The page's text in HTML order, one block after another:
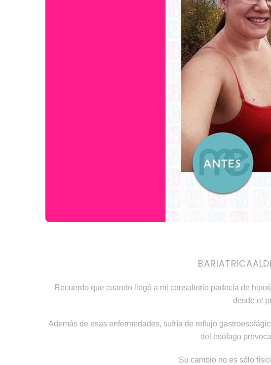
Recuerdo que cuando llegó a mi consultorio padecía de
desde el
Además de esas enfermedades, sufría de reflujo
del esófago
Su cambio no es sólo